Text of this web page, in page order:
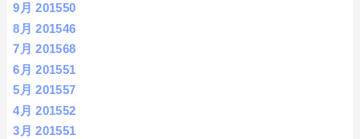
9月 201550
8月 201546
7月 201568
6月 201551
5月 201557
4月 201552
3月 201551